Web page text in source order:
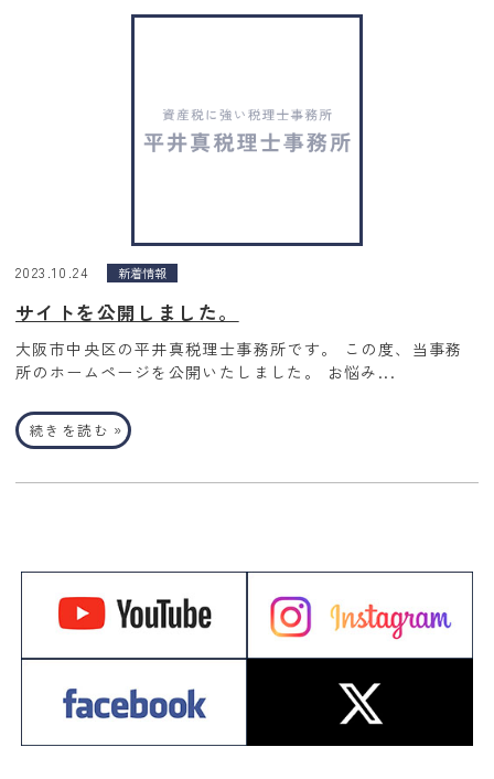
2023.10.24 新着情報
サイトを公開しました。
大阪市中央区の平井真税理士事務所です。 この度、当事務
所のホームページを公開いたしました。 お悩み...
続きを読む »